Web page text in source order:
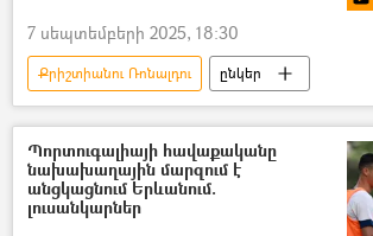
7 սեպտեմբերի 2025, 18:30
Քրիշտիանու Ռոնալդու
ընկեր
սոցցանցեր
Հայաստան
Պորտուգալիա
Պորտուգալիայի հավաքականը
նախախաղային մարզում է
անցկացնում Երևանում.
լուսանկարներ